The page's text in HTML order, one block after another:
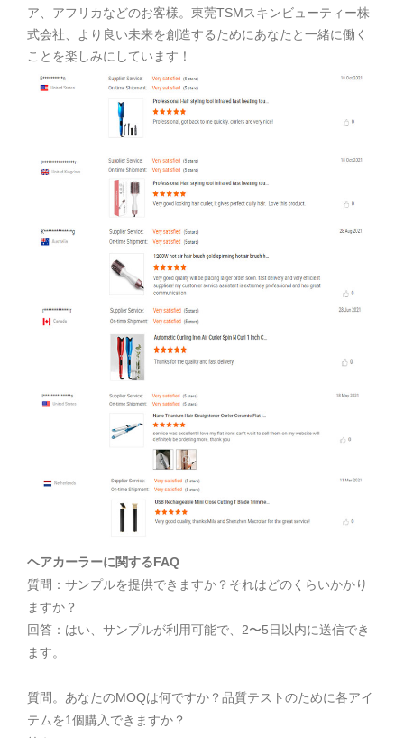
ア、アフリカなどのお客様。東莞TSMスキンビューティー株
式会社、より良い未来を創造するためにあなたと一緒に働く
ことを楽しみにしています！
ヘアカーラーに関するFAQ
質問：サンプルを提供できますか？それはどのくらいかかり
ますか？
回答：はい、サンプルが利用可能で、2〜5日以内に送信でき
ます。
質問。あなたのMOQは何ですか？品質テストのために各アイ
テムを1個購入できますか？